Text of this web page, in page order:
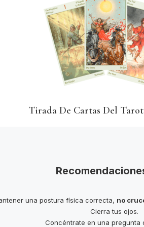
Tirada De Cartas Del
una postura física correcta, no
Cierra tus ojos.
Concéntrate en una pregunta